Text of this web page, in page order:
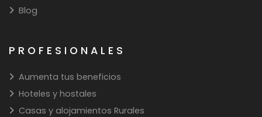
Blog
PROFESIONALES
Aumenta tus beneficios
Hoteles y hostales
Casas y alojamientos Rurales